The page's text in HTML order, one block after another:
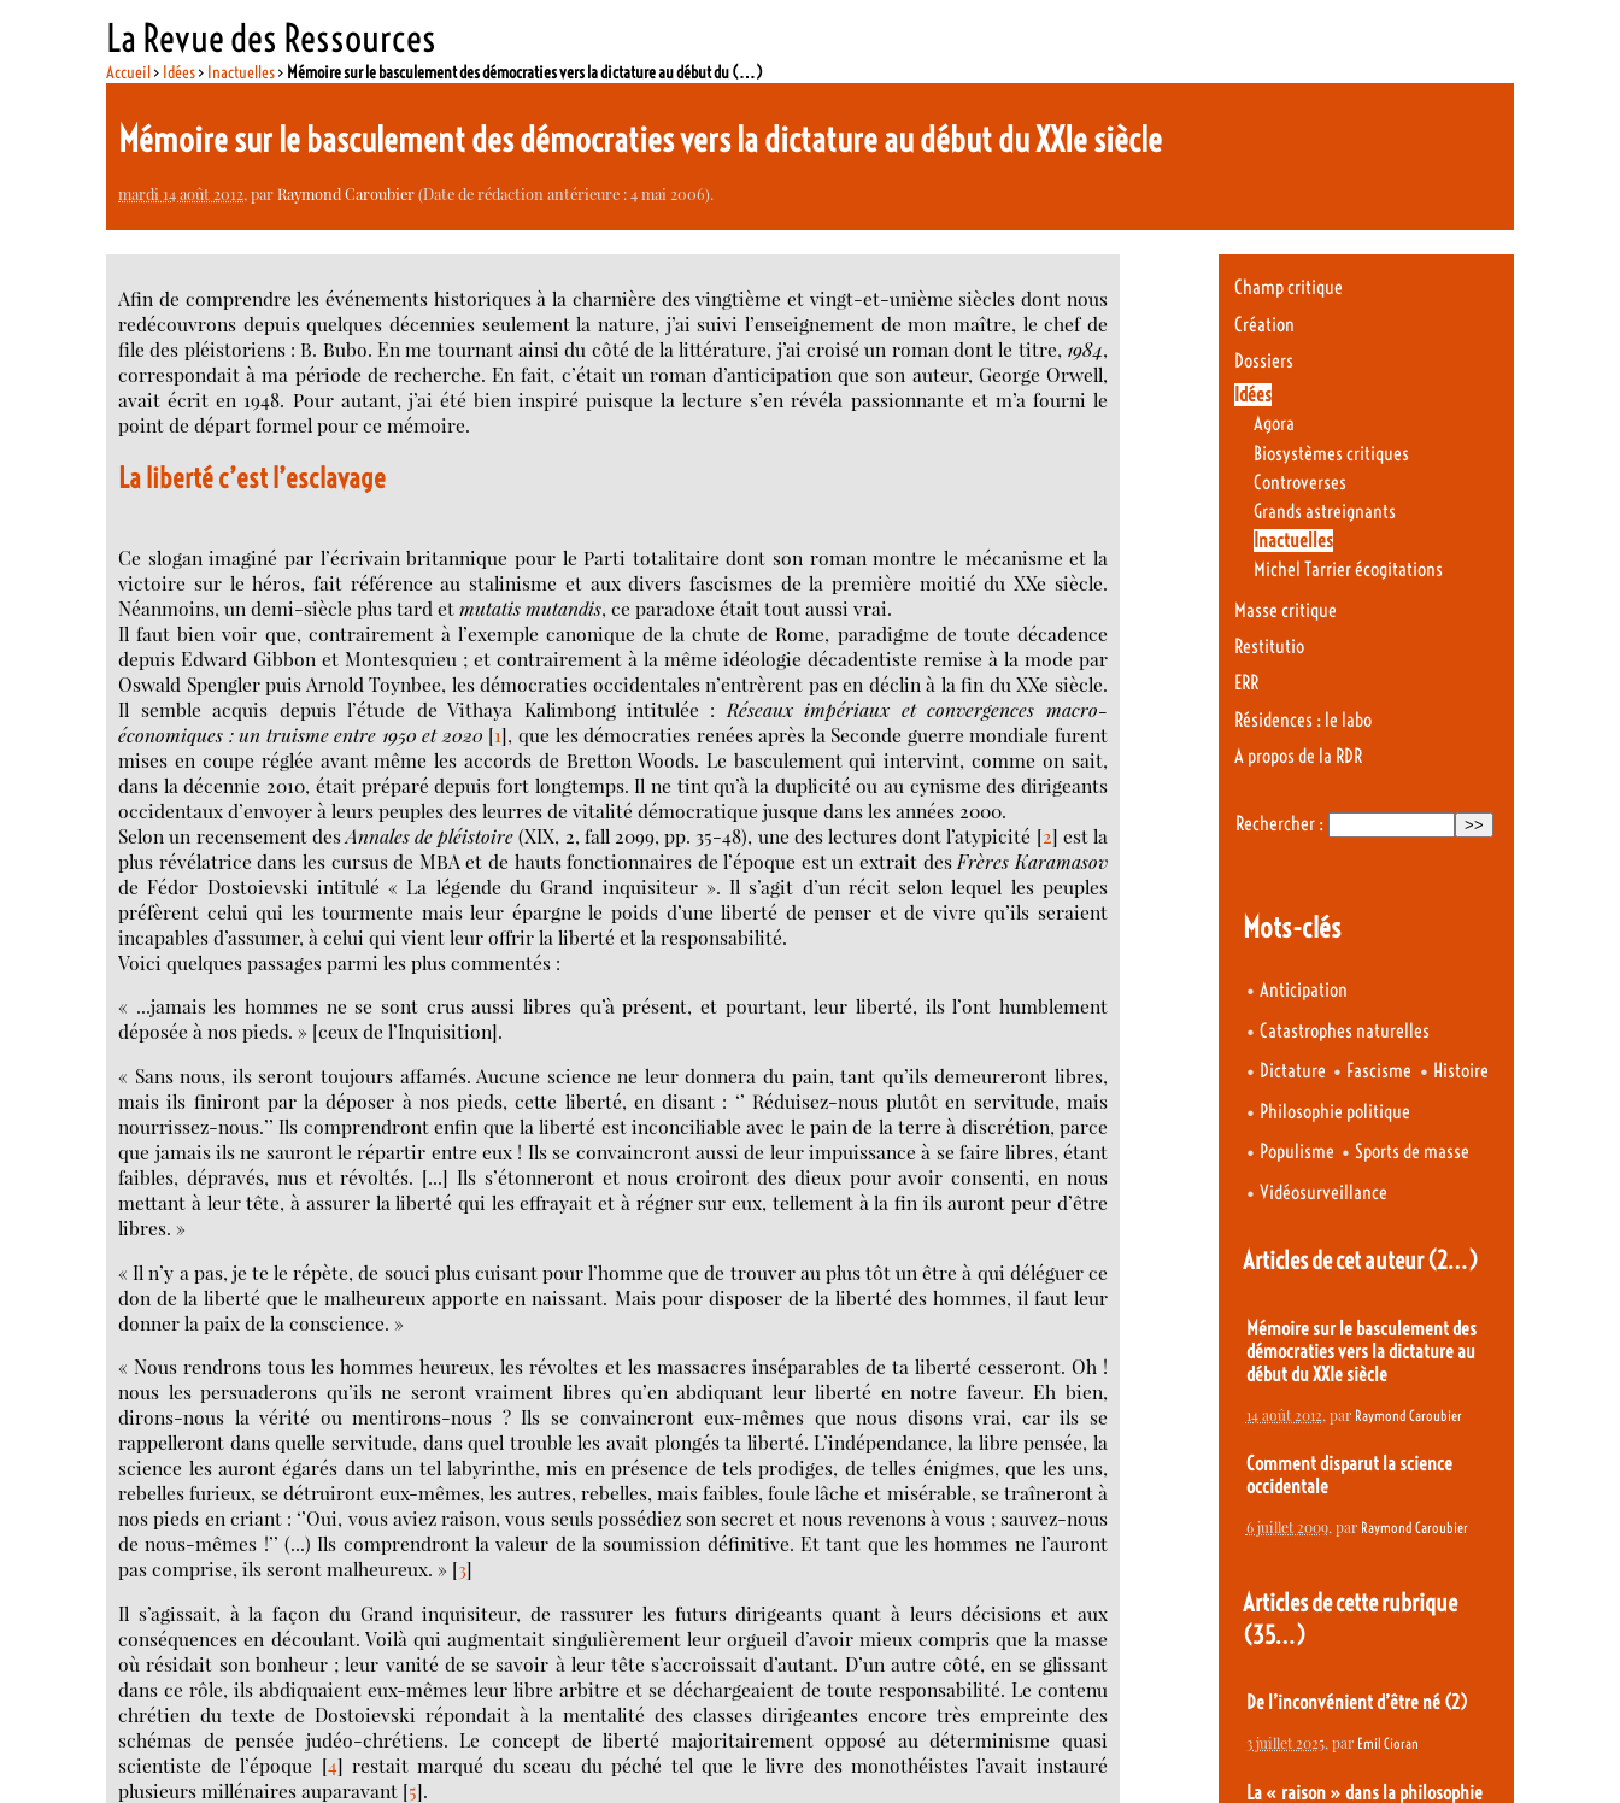
La Revue des Ressources
Accueil> Idées> Inactuelles> Mémoire sur le basculement des démocraties vers la dictature au début du (…)
Mémoire sur le basculement des démocraties vers la dictature au début du XXIe siècle
mardi 14 août 2012, parRaymond Caroubier(Date de rédaction antérieure : 4 mai 2006).
Afin de comprendre les événements historiques à la charnière des vingtième et vingt-et-unième siècles dont nous
redécouvrons depuis quelques décennies seulement la nature, j’ai suivi l’enseignement de mon maître, le chef de
file des pléistoriens : B. Bubo. En me tournant ainsi du côté de la littérature, j’ai croisé un roman dont le titre, 1984,
correspondait à ma période de recherche. En fait, c’était un roman d’anticipation que son auteur, George Orwell,
avait écrit en 1948. Pour autant, j’ai été bien inspiré puisque la lecture s’en révéla passionnante et m’a fourni le
point de départ formel pour ce mémoire.
La liberté c’est l’esclavage
Ce slogan imaginé par l’écrivain britannique pour le Parti totalitaire dont son roman montre le mécanisme et la
victoire sur le héros, fait référence au stalinisme et aux divers fascismes de la première moitié du XXe siècle.
Néanmoins, un demi-siècle plus tard etmutatis mutandis, ce paradoxe était tout aussi vrai.
Il faut bien voir que, contrairement à l’exemple canonique de la chute de Rome, paradigme de toute décadence
depuis Edward Gibbon et Montesquieu ; et contrairement à la même idéologie décadentiste remise à la mode par
Oswald Spengler puis Arnold Toynbee, les démocraties occidentales n’entrèrent pas en déclin à la fin du XXe siècle.
Il semble acquis depuis l’étude de Vithaya Kalimbong intitulée : Réseaux impériaux et convergences macro-
économiques : un truisme entre 1950 et 2020 [1], que les démocraties renées après la Seconde guerre mondiale furent
mises en coupe réglée avant même les accords de Bretton Woods. Le basculement qui intervint, comme on sait,
dans la décennie 2010, était préparé depuis fort longtemps. Il ne tint qu’à la duplicité ou au cynisme des dirigeants
occidentaux d’envoyer à leurs peuples des leurres de vitalité démocratique jusque dans les années 2000.
Selon un recensement desAnnales de pléistoire(XIX, 2, fall 2099, pp. 35-48), une des lectures dont l’atypicité [2] est la
plus révélatrice dans les cursus de MBA et de hauts fonctionnaires de l’époque est un extrait des Frères Karamasov
de Fédor Dostoievski intitulé « La légende du Grand inquisiteur ». Il s’agit d’un récit selon lequel les peuples
préfèrent celui qui les tourmente mais leur épargne le poids d’une liberté de penser et de vivre qu’ils seraient
incapables d’assumer, à celui qui vient leur offrir la liberté et la responsabilité.
Voici quelques passages parmi les plus commentés :
« ...jamais les hommes ne se sont crus aussi libres qu’à présent, et pourtant, leur liberté, ils l’ont humblement
déposée à nos pieds. » [ceux de l’Inquisition].
« Sans nous, ils seront toujours affamés. Aucune science ne leur donnera du pain, tant qu’ils demeureront libres,
mais ils finiront par la déposer à nos pieds, cette liberté, en disant : ‘’ Réduisez-nous plutôt en servitude, mais
nourrissez-nous.’’ Ils comprendront enfin que la liberté est inconciliable avec le pain de la terre à discrétion, parce
que jamais ils ne sauront le répartir entre eux ! Ils se convaincront aussi de leur impuissance à se faire libres, étant
faibles, dépravés, nus et révoltés. [...] Ils s’étonneront et nous croiront des dieux pour avoir consenti, en nous
mettant à leur tête, à assurer la liberté qui les effrayait et à régner sur eux, tellement à la fin ils auront peur d’être
libres. »
« Il n’y a pas, je te le répète, de souci plus cuisant pour l’homme que de trouver au plus tôt un être à qui déléguer ce
don de la liberté que le malheureux apporte en naissant. Mais pour disposer de la liberté des hommes, il faut leur
donner la paix de la conscience. »
« Nous rendrons tous les hommes heureux, les révoltes et les massacres inséparables de ta liberté cesseront. Oh !
nous les persuaderons qu’ils ne seront vraiment libres qu’en abdiquant leur liberté en notre faveur. Eh bien,
dirons-nous la vérité ou mentirons-nous ? Ils se convaincront eux-mêmes que nous disons vrai, car ils se
rappelleront dans quelle servitude, dans quel trouble les avait plongés ta liberté. L’indépendance, la libre pensée, la
science les auront égarés dans un tel labyrinthe, mis en présence de tels prodiges, de telles énigmes, que les uns,
rebelles furieux, se détruiront eux-mêmes, les autres, rebelles, mais faibles, foule lâche et misérable, se traîneront à
nos pieds en criant : ‘’Oui, vous aviez raison, vous seuls possédiez son secret et nous revenons à vous ; sauvez-nous
de nous-mêmes !’’ (...) Ils comprendront la valeur de la soumission définitive. Et tant que les hommes ne l’auront
pas comprise, ils seront malheureux. » [3]
Il s’agissait, à la façon du Grand inquisiteur, de rassurer les futurs dirigeants quant à leurs décisions et aux
conséquences en découlant. Voilà qui augmentait singulièrement leur orgueil d’avoir mieux compris que la masse
où résidait son bonheur ; leur vanité de se savoir à leur tête s’accroissait d’autant. D’un autre côté, en se glissant
dans ce rôle, ils abdiquaient eux-mêmes leur libre arbitre et se déchargeaient de toute responsabilité. Le contenu
chrétien du texte de Dostoievski répondait à la mentalité des classes dirigeantes encore très empreinte des
schémas de pensée judéo-chrétiens. Le concept de liberté majoritairement opposé au déterminisme quasi
scientiste de l’époque [4] restait marqué du sceau du péché tel que le livre des monothéistes l’avait instauré
plusieurs millénaires auparavant [5].
Champ critique
Création
Dossiers
Idées
Agora
Biosystèmes critiques
Controverses
Grands astreignants
Inactuelles
Michel Tarrier écogitations
Masse critique
Restitutio
ERR
Résidences : le labo
A propos de la RDR
Rechercher :
Mots-clés
• Anticipation
• Catastrophes naturelles
• Dictature • Fascisme • Histoire
• Philosophie politique
• Populisme • Sports de masse
• Vidéosurveillance
Articles de cet auteur(2…)
Mémoire sur le basculement des
démocraties vers la dictature au
début du XXIe siècle
14 août 2012, par Raymond Caroubier
Comment disparut la science
occidentale
6 juillet 2009, par Raymond Caroubier
Articles de cette rubrique
(35…)
De l’inconvénient d’être né (2)
3 juillet 2025, par Emil Cioran
La « raison » dans la philosophie